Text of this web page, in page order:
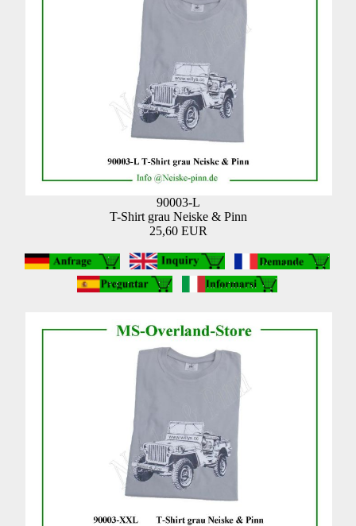
90003-L
T-Shirt grau Neiske & Pinn
25,60 EUR